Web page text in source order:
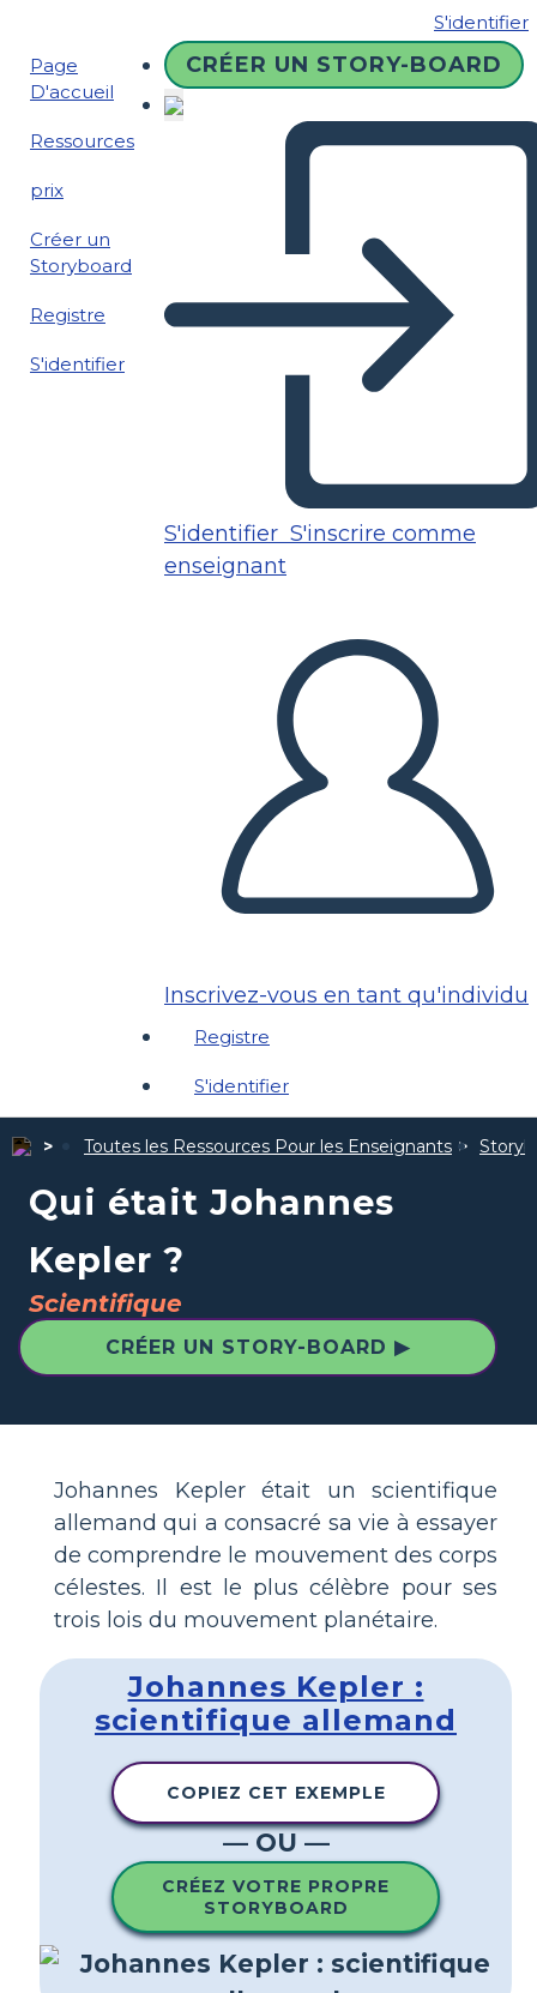
S'identifier
Page
D'accueil
Ressources
prix
Créer un
Storyboard
Registre
S'identifier
CRÉER UN STORY-BOARD
S'identifier S'inscrire comme
enseignant
Inscrivez-vous en tant qu'individu
Registre
S'identifier
Toutes les Ressources Pour les Enseignants
Qui était Johannes
Kepler ?
Scientifique
CRÉER UN STORY-BOARD ▶
Johannes Kepler était un scientifique
allemand qui a consacré sa vie à essayer
de comprendre le mouvement des corps
célestes. Il est le plus célèbre pour ses
trois lois du mouvement planétaire.
Johannes Kepler :
scientifique allemand
COPIEZ CET EXEMPLE
— OU —
CRÉEZ VOTRE PROPRE
STORYBOARD